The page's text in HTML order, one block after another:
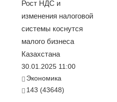
Рост НДС и
изменения налоговой
системы коснутся
малого бизнеса
Казахстана
30.01.2025 11:00
Экономика
143 (43648)